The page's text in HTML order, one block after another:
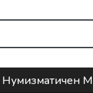
Нумизматичен